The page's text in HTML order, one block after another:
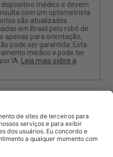
médico e devem
com um optometrista
são atualizados
em Brasil pelo robô de
apenas para orientação,
pode ser garantida. Esta
médico e pode ter
IA. Leia mais sobre a
de Cookies
se você usar um dos